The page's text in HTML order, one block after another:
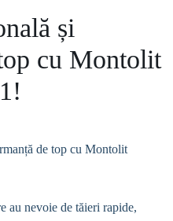
și
cu Montolit
de top cu Montolit
au nevoie de tăieri rapide,